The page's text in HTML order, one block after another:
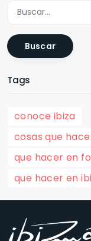
Buscar
Tags
conoce ibiza
cosas que
que hacer en
que hacer en